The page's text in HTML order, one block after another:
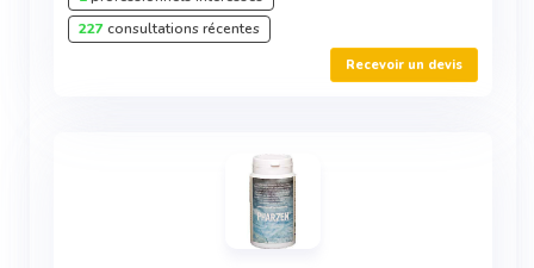
227consultations récentes
Recevoir un devis